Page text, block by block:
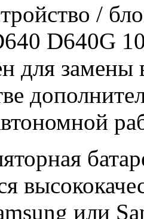
/
D640G
для
или